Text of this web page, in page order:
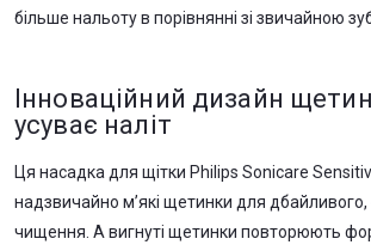
більше нальоту в порівнянні зі звичайною
Інноваційний дизайн
усуває наліт
Ця насадка для щітки Philips Sonicare
надзвичайно м’які щетинки для
чищення. А вигнуті щетинки повторюють